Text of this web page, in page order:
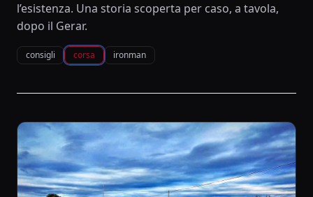
l’esistenza. Una storia scoperta per caso, a tavola,
dopo il Gerar.
consigli corsa ironman